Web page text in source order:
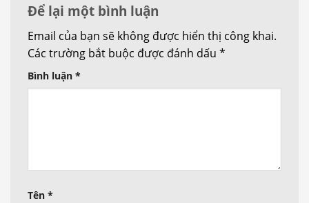
Để lại một bình luận
Email của bạn sẽ không được hiển thị công khai.
Các trường bắt buộc được đánh dấu *
Bình luận *
Tên *